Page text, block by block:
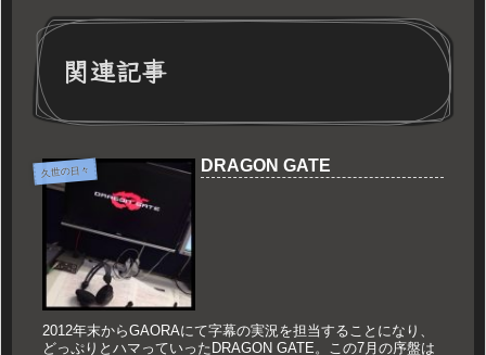
関連記事
久世の日々 DRAGON GATE
2012年末からGAORAにて字幕の実況を担当することになり、
どっぷりとハマっていったDRAGON GATE。この7月の序盤は